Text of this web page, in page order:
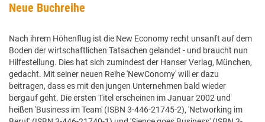
Neue Buchreihe
Nach ihrem Höhenflug ist die New Economy recht unsanft auf dem
Boden der wirtschaftlichen Tatsachen gelandet - und braucht nun
Hilfestellung. Dies hat sich zumindest der Hanser Verlag, München,
gedacht. Mit seiner neuen Reihe 'NewConomy' will er dazu
beitragen, dass es mit den jungen Unternehmen bald wieder
bergauf geht. Die ersten Titel erscheinen im Januar 2002 und
heißen 'Business im Team' (ISBN 3-446-21745-2), 'Networking im